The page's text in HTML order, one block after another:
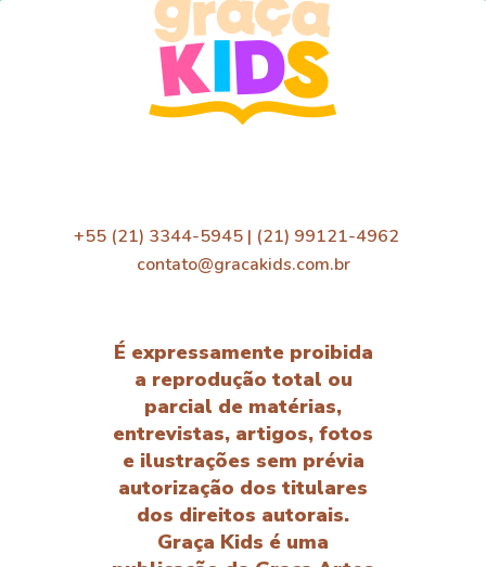
+55 (21) 3344-5945 | (21) 99121-4962
contato@gracakids.com.br
É expressamente proibida
a reprodução total ou
parcial de matérias,
entrevistas, artigos, fotos
e ilustrações sem prévia
autorização dos titulares
dos direitos autorais.
Graça Kids é uma